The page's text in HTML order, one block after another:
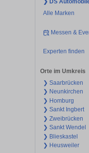
❯ DS
Alle Marken
Messen &
Experten finden
Orte im Umkreis
❯ Saarbrücken
❯ Neunkirchen
❯ Homburg
❯ Sankt Ingbert
❯ Zweibrücken
❯ Sankt Wendel
❯ Blieskastel
❯ Heusweiler